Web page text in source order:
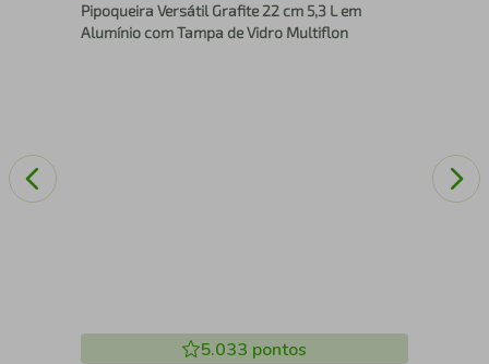
Pipoqueira Versátil Grafite 22 cm 5,3 L em
Alumínio com Tampa de Vidro Multiflon
5.033 pontos